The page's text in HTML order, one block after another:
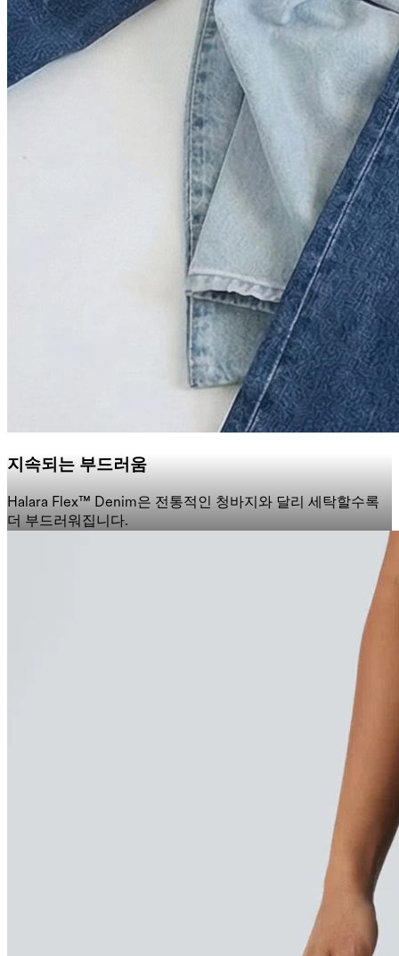
지속되는 부드러움
Halara Flex™ Denim은 전통적인 청바지와 달리 세탁할수록
더 부드러워집니다.